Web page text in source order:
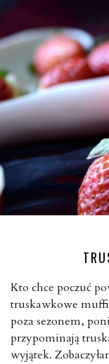
Kto chce poczuć
truskawkowe
poza sezonem,
przypominają
wyjątek.